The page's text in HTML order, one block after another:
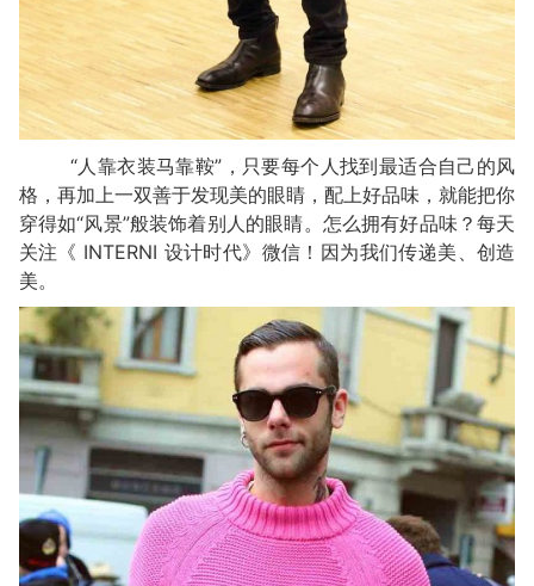
“人靠衣装马靠鞍”，只要每个人找到最适合自己的风
格，再加上一双善于发现美的眼睛，配上好品味，就能把你
穿得如“风景”般装饰着别人的眼睛。怎么拥有好品味？每天
关注《 INTERNI 设计时代》微信！因为我们传递美、创造
美。